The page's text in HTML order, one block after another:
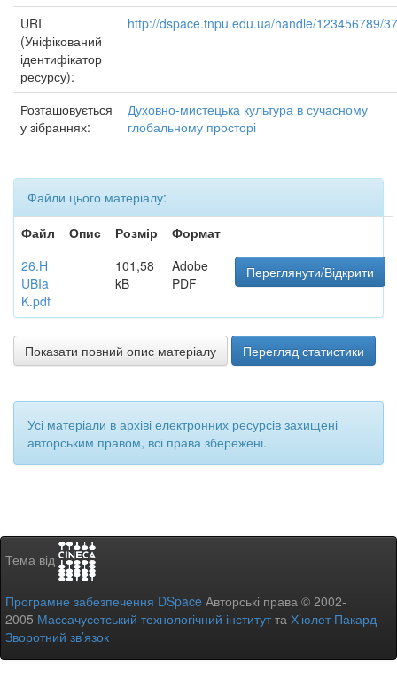
URI
(Уніфікований
ідентифікатор
ресурсу):
http://dspace.tnpu.edu.ua/handle/123456789/
Розташовується
у зібраннях:
Духовно-мистецька культура в сучасному
глобальному просторі
Файли цього матеріалу:
Файл
Опис Розмір
Формат
26.H
UBIa
K.pdf
101,58
kB
Adobe
PDF
Переглянути/Відкрити
Показати повний опис матеріалу Перегляд статистики
Усі матеріали в архіві електронних ресурсів захищені
авторським правом, всі права збережені.
Тема від
Програмне забезпечення DSpace Авторські права © 2002-
2005 Массачусетський технологічний інститутта Х’юлет Пакард -
Зворотний зв’язок